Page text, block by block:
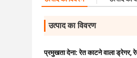
उत्पाद का विवरण
प्रमुखता देना:रेत काटने वाला ड्रेगर,